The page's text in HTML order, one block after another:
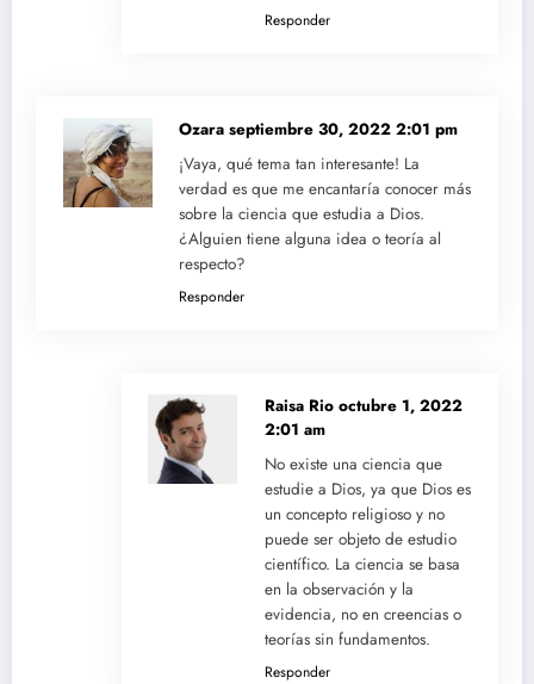
Responder
Ozara septiembre 30, 2022 2:01 pm
¡Vaya, qué tema tan interesante! La
verdad es que me encantaría conocer más
sobre la ciencia que estudia a Dios.
¿Alguien tiene alguna idea o teoría al
respecto?
Responder
Raisa Rio octubre 1, 2022
2:01 am
No existe una ciencia que
estudie a Dios, ya que Dios es
un concepto religioso y no
puede ser objeto de estudio
científico. La ciencia se basa
en la observación y la
evidencia, no en creencias o
teorías sin fundamentos.
Responder